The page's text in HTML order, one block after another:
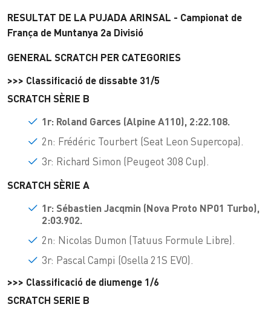
RESULTAT DE LA PUJADA ARINSAL - Campionat de
França de Muntanya 2a Divisió
GENERAL SCRATCH PER CATEGORIES
>>> Classificació de dissabte 31/5
SCRATCH SÈRIE B
1r: Roland Garces (Alpine A110), 2:22.108.
2n: Frédéric Tourbert (Seat Leon Supercopa).
3r: Richard Simon (Peugeot 308 Cup).
SCRATCH SÈRIE A
1r: Sébastien Jacqmin (Nova Proto NP01 Turbo),
2:03.902.
2n: Nicolas Dumon (Tatuus Formule Libre).
3r: Pascal Campi (Osella 21S EVO).
>>> Classificació de diumenge 1/6
SCRATCH SERIE B